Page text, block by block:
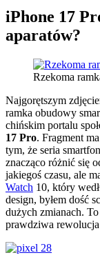
iPhone 17
aparatów?
Rzekoma
Najgorętszym
ramka obudowy
chińskim portalu
17 Pro. Fragment
tym, że seria
znacząco różnić się
jakiegoś czasu, ale
Watch 10, który
design, byłem dość
dużych zmianach.
prawdziwa